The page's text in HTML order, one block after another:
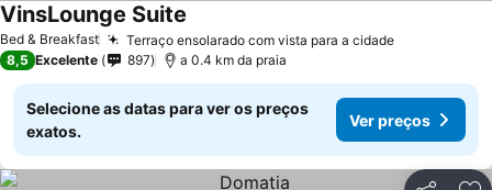
Bed & Breakfast Terraço ensolarado com vista para a cidadeVer preços
VinsLounge Suite
8,5 Excelente 897 a 0.4 km da praia
Selecione as datas para ver os preços
exatos.
Ver preços